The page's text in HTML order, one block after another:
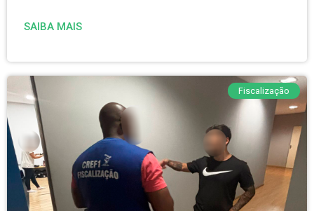
SAIBA MAIS
Fiscalização